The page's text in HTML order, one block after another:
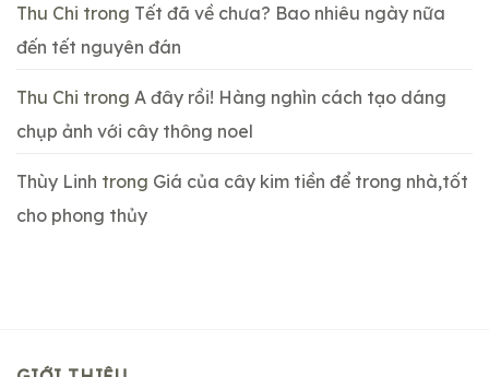
Thu Chi trong Tết đã về chưa? Bao nhiêu ngày nữa
đến tết nguyên đán
Thu Chi trong A đây rồi! Hàng nghìn cách tạo dáng
chụp ảnh với cây thông noel
Thùy Linh trong Giá của cây kim tiền để trong nhà,tốt
cho phong thủy